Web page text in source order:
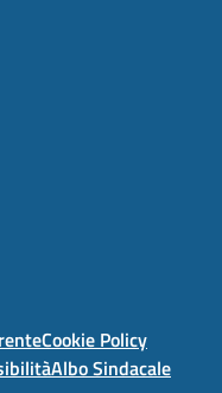
Cookie Policy
Albo Sindacale